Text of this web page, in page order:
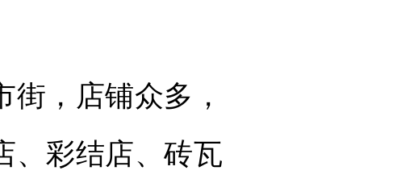
，店铺众多，
、彩结店、砖瓦